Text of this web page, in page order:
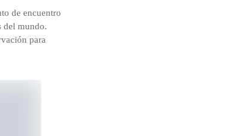
de encuentro
del mundo.
para